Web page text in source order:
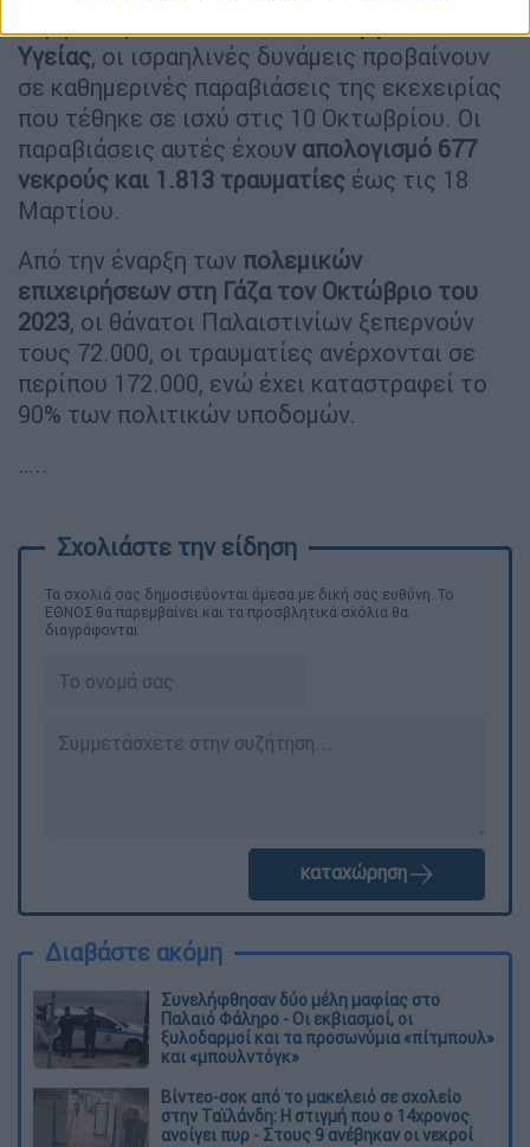
Υγείας, οι ισραηλινές δυνάμεις προβαίνουν
σε καθημερινές παραβιάσεις της εκεχειρίας
που τέθηκε σε ισχύ στις 10 Οκτωβρίου. Οι
παραβιάσεις αυτές έχουν απολογισμό 677
νεκρούς και 1.813 τραυματίες έως τις 18
Μαρτίου.
Από την έναρξη των πολεμικών
επιχειρήσεων στη Γάζα τον Οκτώβριο του
2023, οι θάνατοι Παλαιστινίων ξεπερνούν
τους 72.000, οι τραυματίες ανέρχονται σε
περίπου 172.000, ενώ έχει καταστραφεί το
90% των πολιτικών υποδομών.
…..
Τα σχολιά σας δημοσιεύονται άμεσα με δική σας ευθύνη. Το
ΕΘΝΟΣ θα παρεμβαίνει και τα προσβλητικά σχόλια θα
διαγράφονται
καταχώρηση
Διαβάστε ακόμη
Συνελήφθησαν δύο μέλη μαφίας στο
Παλαιό Φάληρο - Οι εκβιασμοί, οι
ξυλοδαρμοί και τα προσωνύμια «πίτμπουλ»
και «μπουλντόγκ»
Βίντεο-σοκ από το μακελειό σε σχολείο
στην Ταϊλάνδη: Η στιγμή που ο 14χρονος
ανοίγει πυρ - Στους 9 ανέβηκαν οι νεκροί